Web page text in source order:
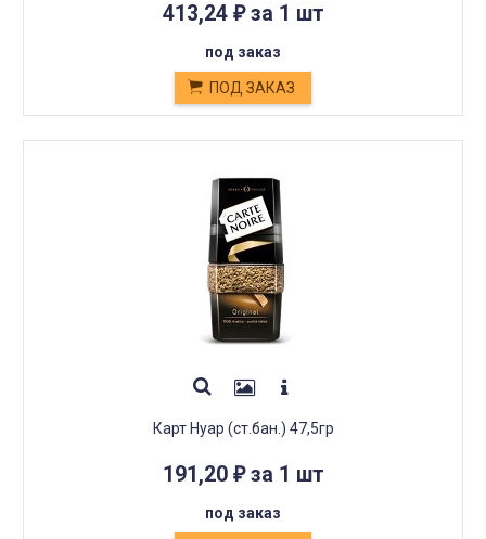
413,24 ₽за 1 шт
под заказ
ПОД ЗАКАЗ
Карт Нуар (ст.бан.) 47,5гр
191,20 ₽за 1 шт
под заказ